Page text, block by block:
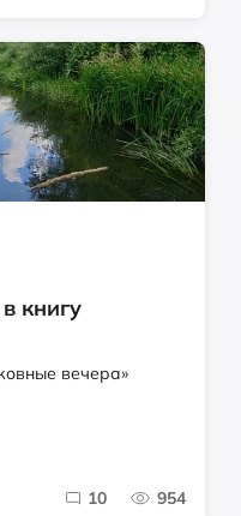
книгу
вечера»
10 954